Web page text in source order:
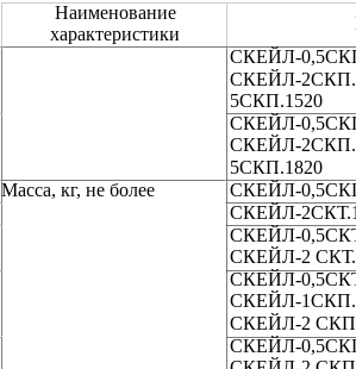
Наименование
характеристики
СКЕЙЛ-
СКЕЙЛ-
5СКП.1520
СКЕЙЛ-
СКЕЙЛ-
5СКП.1820
Масса, кг, не более
СКЕЙЛ-
СКЕЙЛ-
СКЕЙЛ-
СКЕЙЛ-2
СКЕЙЛ-
СКЕЙЛ-
СКЕЙЛ-2
СКЕЙЛ-